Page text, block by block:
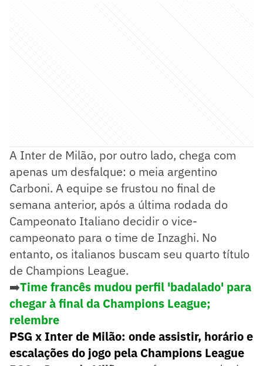
A Inter de Milão, por outro lado, chega com
apenas um desfalque: o meia argentino
Carboni. A equipe se frustou no final de
semana anterior, após a última rodada do
Campeonato Italiano decidir o vice-
campeonato para o time de Inzaghi. No
entanto, os italianos buscam seu quarto título
de Champions League.
➡️Time francês mudou perfil 'badalado' para
chegar à final da Champions League;
relembre
PSG x Inter de Milão: onde assistir, horário e
escalações do jogo pela Champions League